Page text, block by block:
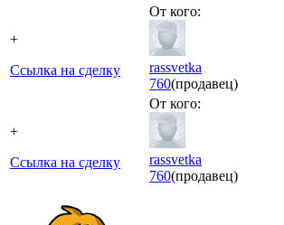
+
Ссылка на сделку
От кого:
rassvetka
760(продавец)
+
Ссылка на сделку
От кого:
rassvetka
760(продавец)